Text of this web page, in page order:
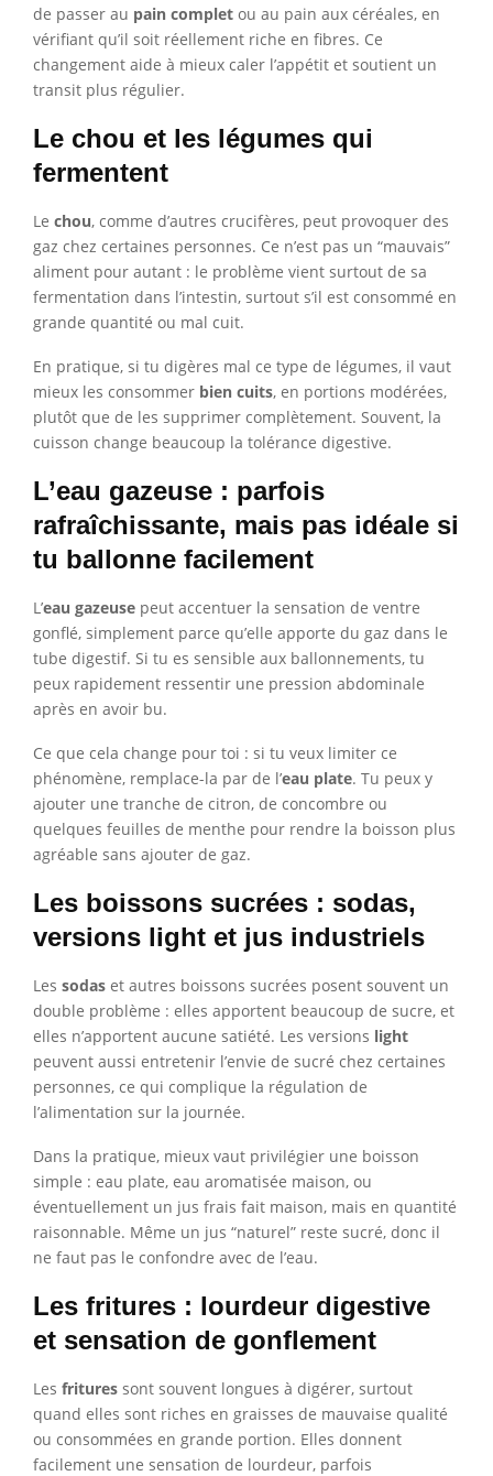
de passer au pain complet ou au pain aux céréales, en
vérifiant qu’il soit réellement riche en fibres. Ce
changement aide à mieux caler l’appétit et soutient un
transit plus régulier.
Le chou et les légumes qui
fermentent
Le chou, comme d’autres crucifères, peut provoquer des
gaz chez certaines personnes. Ce n’est pas un “mauvais”
aliment pour autant : le problème vient surtout de sa
fermentation dans l’intestin, surtout s’il est consommé en
grande quantité ou mal cuit.
En pratique, si tu digères mal ce type de légumes, il vaut
mieux les consommer bien cuits, en portions modérées,
plutôt que de les supprimer complètement. Souvent, la
cuisson change beaucoup la tolérance digestive.
L’eau gazeuse : parfois
rafraîchissante, mais pas idéale si
tu ballonne facilement
L’eau gazeuse peut accentuer la sensation de ventre
gonflé, simplement parce qu’elle apporte du gaz dans le
tube digestif. Si tu es sensible aux ballonnements, tu
peux rapidement ressentir une pression abdominale
après en avoir bu.
Ce que cela change pour toi : si tu veux limiter ce
phénomène, remplace-la par de l’eau plate. Tu peux y
ajouter une tranche de citron, de concombre ou
quelques feuilles de menthe pour rendre la boisson plus
agréable sans ajouter de gaz.
Les boissons sucrées : sodas,
versions light et jus industriels
Les sodas et autres boissons sucrées posent souvent un
double problème : elles apportent beaucoup de sucre, et
elles n’apportent aucune satiété. Les versions light
peuvent aussi entretenir l’envie de sucré chez certaines
personnes, ce qui complique la régulation de
l’alimentation sur la journée.
Dans la pratique, mieux vaut privilégier une boisson
simple : eau plate, eau aromatisée maison, ou
éventuellement un jus frais fait maison, mais en quantité
raisonnable. Même un jus “naturel” reste sucré, donc il
ne faut pas le confondre avec de l’eau.
Les fritures : lourdeur digestive
et sensation de gonflement
Les fritures sont souvent longues à digérer, surtout
quand elles sont riches en graisses de mauvaise qualité
ou consommées en grande portion. Elles donnent
facilement une sensation de lourdeur, parfois